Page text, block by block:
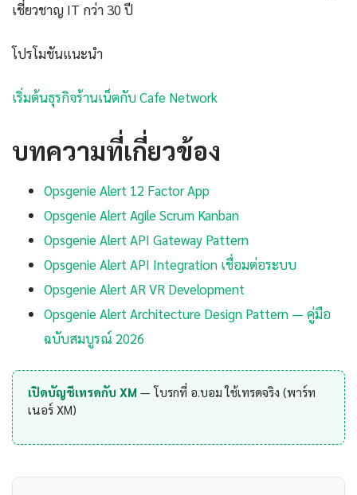
เชี่ยวชาญ IT กว่า 30 ปี
โปรโมชันแนะนำ
เริ่มต้นธุรกิจร้านเน็ตกับ Cafe Network
บทความที่เกี่ยวข้อง
Opsgenie Alert 12 Factor App
Opsgenie Alert Agile Scrum Kanban
Opsgenie Alert API Gateway Pattern
Opsgenie Alert API Integration เชื่อมต่อระบบ
Opsgenie Alert AR VR Development
Opsgenie Alert Architecture Design Pattern — คู่มือ
ฉบับสมบูรณ์ 2026
เปิดบัญชีเทรดกับ XM— โบรกที่ อ.บอม ใช้เทรดจริง (พาร์ท
เนอร์ XM)